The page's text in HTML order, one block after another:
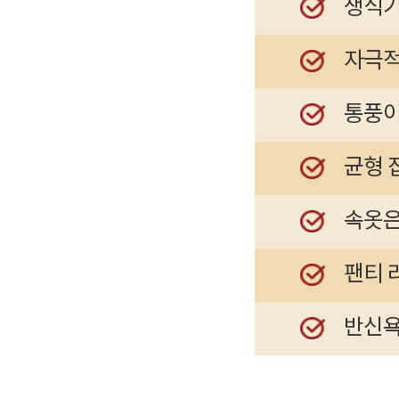
생식
자극
통풍
균형
속옷
팬티
반신